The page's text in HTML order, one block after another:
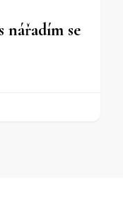
nářadím se